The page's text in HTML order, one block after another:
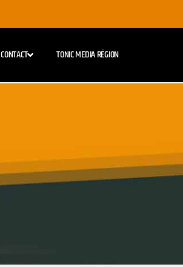
CONTACT TONIC MEDIA RÉGION